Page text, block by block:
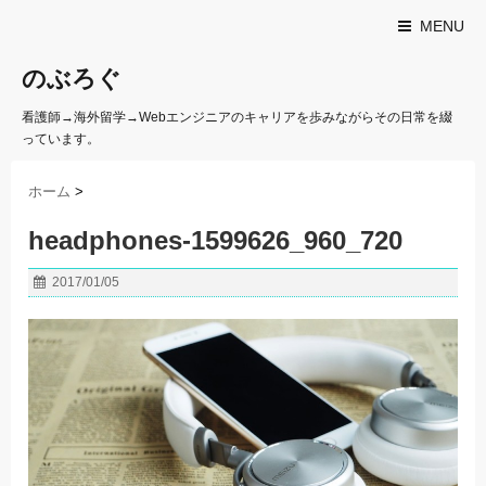
MENU
のぶろぐ
看護師→海外留学→Webエンジニアのキャリアを歩みながらその日常を綴
っています。
ホーム >
headphones-1599626_960_720
2017/01/05